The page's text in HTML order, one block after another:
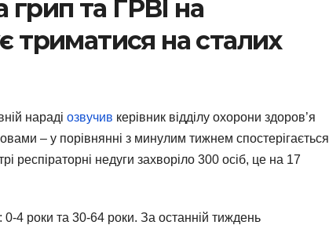
грип та ГРВІ на
триматися на сталих
нараді озвучив керівник відділу охорони здоров’я
– у порівнянні з минулим тижнем спостерігається
респіраторні недуги захворіло 300 осіб, це на 17
0-4 роки та 30-64 роки. За останній тиждень